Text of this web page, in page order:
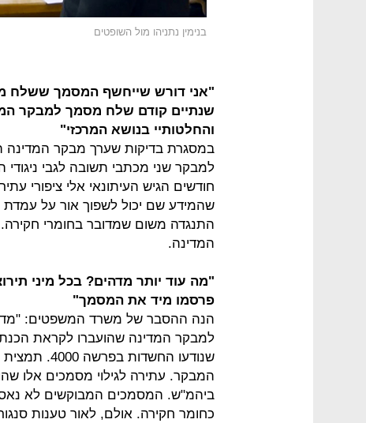
בנימין נתניהו מול השופטים
שנתיים קודם שלח מסמך למבקר
והחלטותיי בנושא המרכזי"
במסגרת בדיקות שערך מבקר המדינה
למבקר שני מכתבי תשובה לגבי ניגודי
חודשים הגיש העיתונאי אלי ציפורי
שהמידע שם יכול לשפוך אור על
התנגדה משום שמדובר בחומרי
המדינה.
"מה עוד יותר מדהים? בכל מיני
פרסמו מיד את המסמך"
הנה ההסבר של משרד המשפטים:
למבקר המדינה שהועברו לקראת
שנודעו
המבקר. עתירה לגילוי מסמכים אלו
ביהמ"ש. המסמכים המבוקשים לא
כחומר חקירה. אולם, לאור טענות